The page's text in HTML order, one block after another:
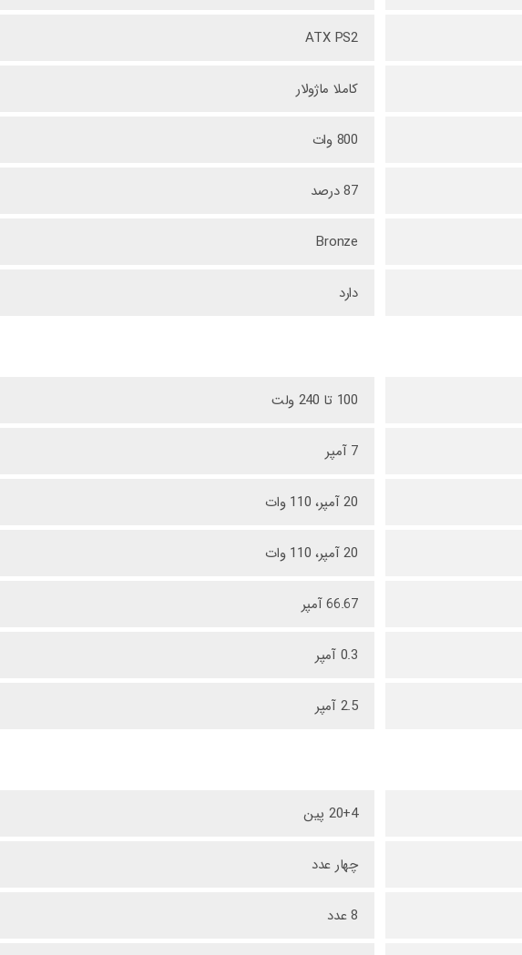
ATX PS2
کاملا ماژولار
800 وات
87 درصد
Bronze
دارد
100 تا 240 ولت
7 آمپر
20 آمپر، 110 وات
20 آمپر، 110 وات
66.67 آمپر
0.3 آمپر
2.5 آمپر
20+4 پین
چهار عدد
8 عدد